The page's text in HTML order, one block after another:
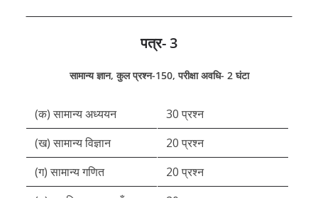
पत्र- 3
सामान्य ज्ञान, कुल प्रश्न-150, परीक्षा अवधि- 2 घंटा
(क) सामान्य अध्ययन
30 प्रश्न
(ख) सामान्य विज्ञान
20 प्रश्न
(ग) सामान्य गणित
20 प्रश्न